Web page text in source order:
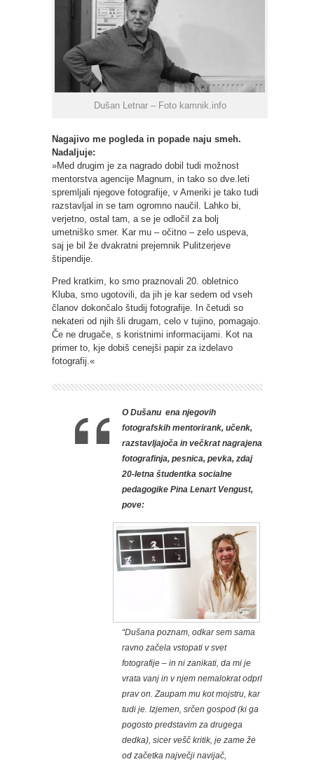
Dušan Letnar – Foto kamnik.info
Nagajivo me pogleda in popade naju smeh.
Nadaljuje:
»Med drugim je za nagrado dobil tudi možnost
mentorstva agencije Magnum, in tako so dve.leti
spremljali njegove fotografije, v Ameriki je tako tudi
razstavljal in se tam ogromno naučil. Lahko bi,
verjetno, ostal tam, a se je odločil za bolj
umetniško smer. Kar mu – očitno – zelo uspeva,
saj je bil že dvakratni prejemnik Pulitzerjeve
štipendije.
Pred kratkim, ko smo praznovali 20. obletnico
Kluba, smo ugotovili, da jih je kar sedem od vseh
članov dokončalo študij fotografije. In četudi so
nekateri od njih šli drugam, celo v tujino, pomagajo.
Če ne drugače, s koristnimi informacijami. Kot na
primer to, kje dobiš cenejši papir za izdelavo
fotografij.«
O Dušanu ena njegovih
fotografskih mentorirank, učenk,
razstavljajoča in večkrat nagrajena
fotografinja, pesnica, pevka, zdaj
20-letna študentka socialne
pedagogike Pina Lenart Vengust,
pove:
“Dušana poznam, odkar sem sama
ravno začela vstopati v svet
fotografije – in ni zanikati, da mi je
vrata vanj in v njem nemalokrat odprl
prav on. Zaupam mu kot mojstru, kar
tudi je. Izjemen, srčen gospod (ki ga
pogosto predstavim za drugega
dedka), sicer vešč kritik, je zame že
od začetka največji navijač,